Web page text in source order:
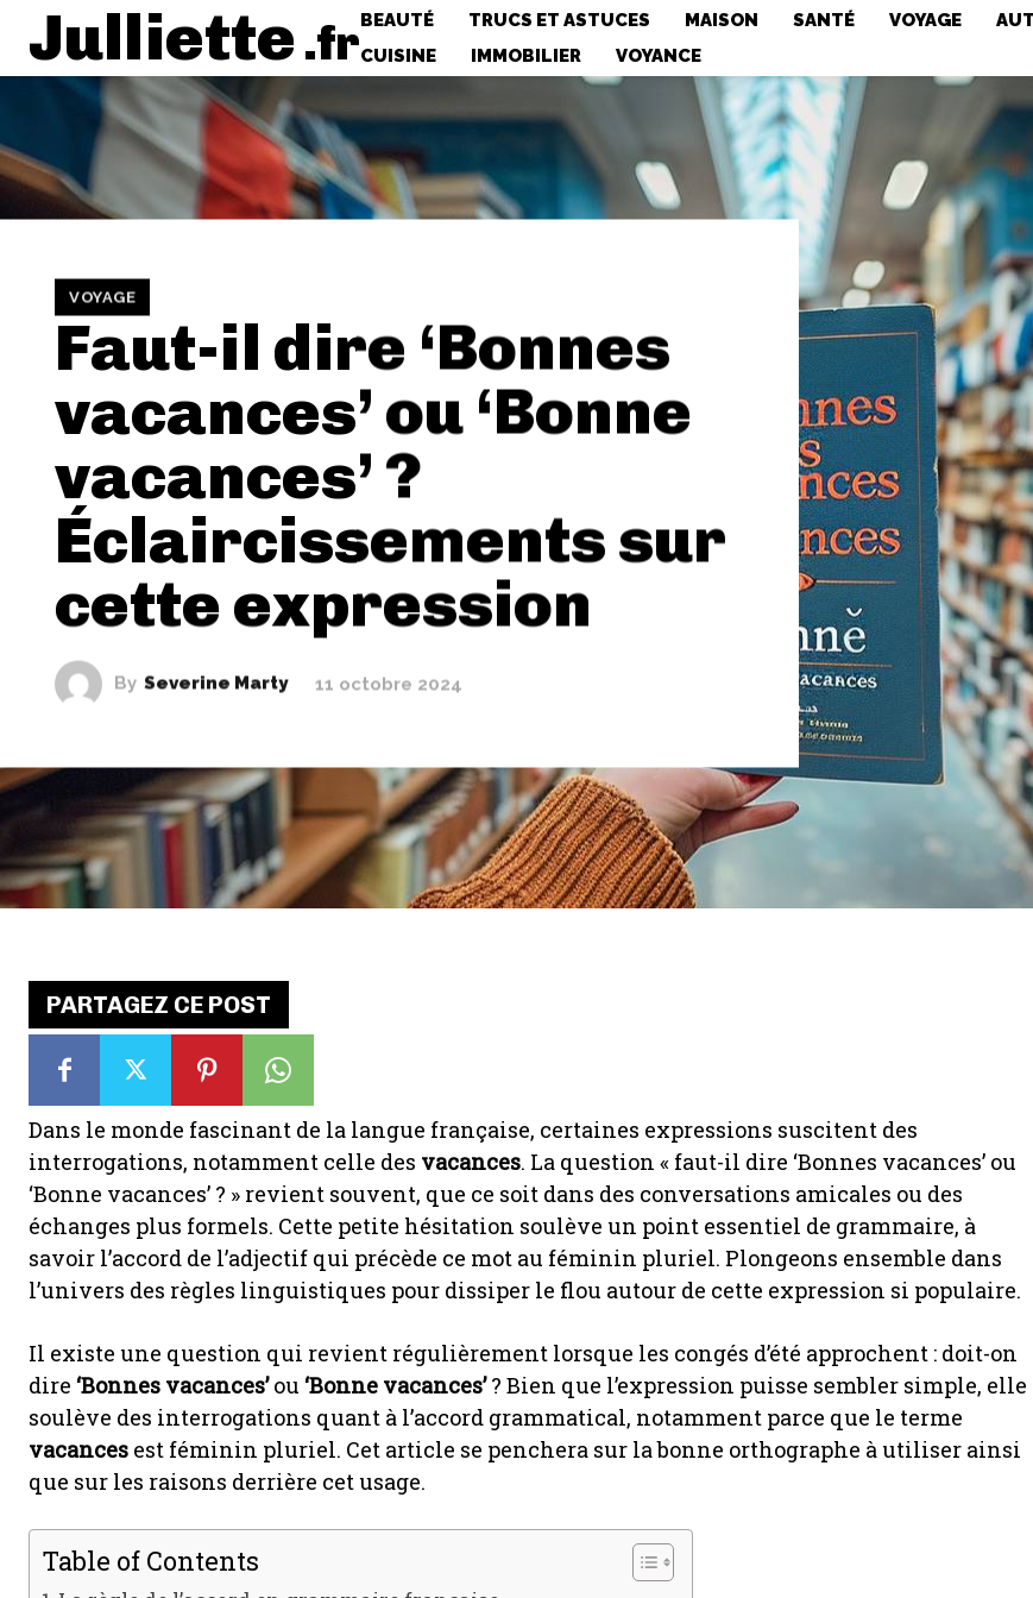
Julliette .frBEAUTÉ TRUCS ET ASTUCES MAISON SANTÉ VOYAGE
CUISINE
IMMOBILIER VOYANCE
VOYAGE
Faut-il dire ‘Bonnes
vacances’ ou ‘Bonne
vacances’ ?
Éclaircissements sur
cette expression
By Severine Marty 11 octobre 2024
PARTAGEZ CE POST
Dans le monde fascinant de la langue française, certaines expressions suscitent des
interrogations, notamment celle des vacances. La question « faut-il dire ‘Bonnes vacances’ ou
‘Bonne vacances’ ? » revient souvent, que ce soit dans des conversations amicales ou des
échanges plus formels. Cette petite hésitation soulève un point essentiel de grammaire, à
savoir l’accord de l’adjectif qui précède ce mot au féminin pluriel. Plongeons ensemble dans
l’univers des règles linguistiques pour dissiper le flou autour de cette expression si populaire.
Il existe une question qui revient régulièrement lorsque les congés d’été approchent : doit-on
dire ‘Bonnes vacances’ou ‘Bonne vacances’? Bien que l’expression puisse sembler simple, elle
soulève des interrogations quant à l’accord grammatical, notamment parce que le terme
vacances est féminin pluriel. Cet article se penchera sur la bonne orthographe à utiliser ainsi
que sur les raisons derrière cet usage.
Table of Contents